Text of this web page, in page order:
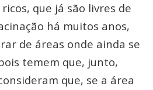
que já são livres de
há muitos anos,
de áreas onde ainda se
temem que, junto,
que, se a área